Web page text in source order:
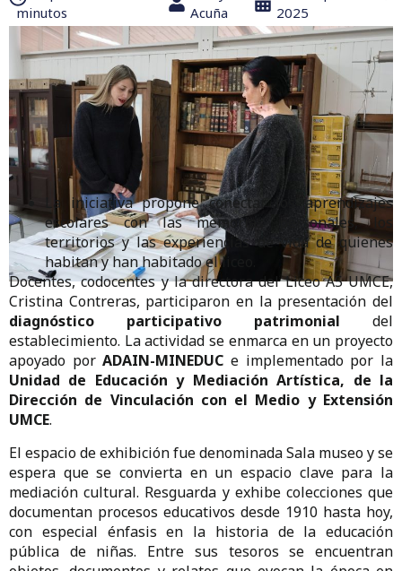
minutos
Acuña
2025
La iniciativa propone conectar los aprendizajes
escolares con las memorias personales, los
territorios y las experiencias de vida de quienes
habitan y han habitado el liceo.
Docentes, codocentes y la directora del Liceo A5 UMCE,
Cristina Contreras, participaron en la presentación del
diagnóstico participativo patrimonialdel
establecimiento. La actividad se enmarca en un proyecto
apoyado porADAIN-MINEDUCe implementado por la
Unidad de Educación y Mediación Artística, de la
Dirección de Vinculación con el Medio y Extensión
UMCE.